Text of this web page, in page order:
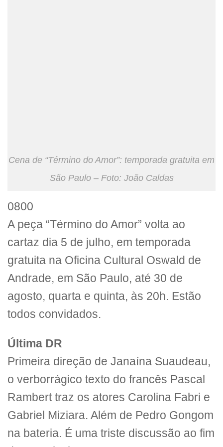
Cena de “Término do Amor”: temporada gratuita em
São Paulo – Foto: João Caldas
0800
A peça “Término do Amor” volta ao
cartaz dia 5 de julho, em temporada
gratuita na Oficina Cultural Oswald de
Andrade, em São Paulo, até 30 de
agosto, quarta e quinta, às 20h. Estão
todos convidados.
Última DR
Primeira direção de Janaína Suaudeau,
o verborrágico texto do francês Pascal
Rambert traz os atores Carolina Fabri e
Gabriel Miziara. Além de Pedro Gongom
na bateria. É uma triste discussão ao fim